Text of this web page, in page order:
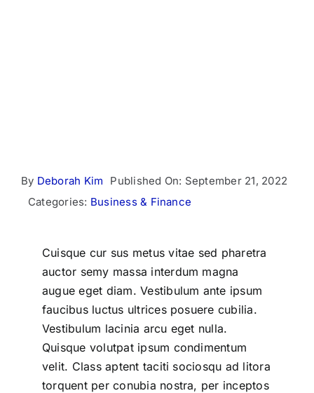
By Deborah Kim
Published On: September 21, 2022
Categories: Business & Finance
Cuisque cur sus metus vitae sed pharetra
auctor semy massa interdum magna
augue eget diam. Vestibulum ante ipsum
faucibus luctus ultrices posuere cubilia.
Vestibulum lacinia arcu eget nulla.
Quisque volutpat ipsum condimentum
velit. Class aptent taciti sociosqu ad litora
torquent per conubia nostra, per inceptos